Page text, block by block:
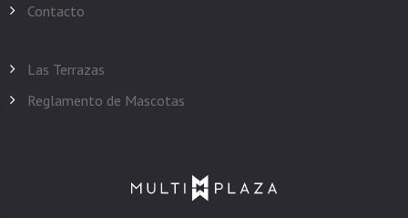
Contacto
Las Terrazas
Reglamento de Mascotas